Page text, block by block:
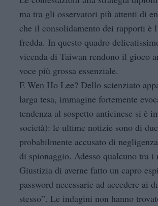
ma tra gli osservatori più attenti di
che il consolidamento dei rapporti è
fredda. In questo quadro
vicenda di Taiwan rendono il gioco
voce più grossa essenziale.
E Wen Ho Lee? Dello scienziato
larga tesa, immagine fortemente
tendenza al sospetto anticinese si è
società): le ultime notizie sono di
probabilmente accusato di
di spionaggio. Adesso qualcuno tra
Giustizia di averne fatto un capro
password necessarie ad accedere
stesso”. Le indagini non hanno